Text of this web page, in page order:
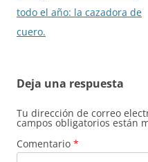
de
entradas
todo el año: la cazadora de
cuero.
Deja una respuesta
Tu dirección de correo
campos obligatorios están
Comentario *